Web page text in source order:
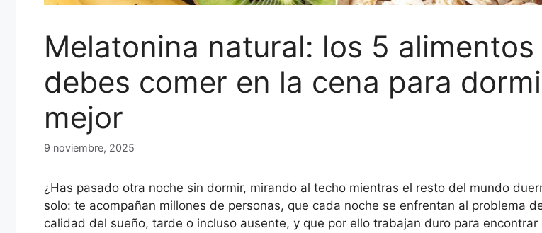
Melatonina natural: los 5 alimentos
debes comer en la cena para
mejor
9 noviembre, 2025
¿Has pasado otra noche sin dormir, mirando al techo mientras el resto del mundo
solo: te acompañan millones de personas, que cada noche se enfrentan al problema
calidad del sueño, tarde o incluso ausente, y que por ello trabajan duro para encontrar